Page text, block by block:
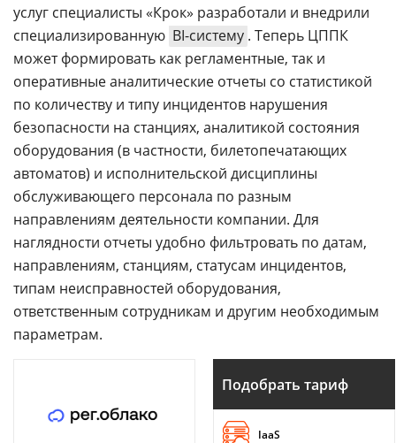
услуг специалисты «Крок» разработали и внедрили
специализированную BI-систему . Теперь ЦППК
может формировать как регламентные, так и
оперативные аналитические отчеты со статистикой
по количеству и типу инцидентов нарушения
безопасности на станциях, аналитикой состояния
оборудования (в частности, билетопечатающих
автоматов) и исполнительской дисциплины
обслуживающего персонала по разным
направлениям деятельности компании. Для
наглядности отчеты удобно фильтровать по датам,
направлениям, станциям, статусам инцидентов,
типам неисправностей оборудования,
ответственным сотрудникам и другим необходимым
параметрам.
Подобрать тариф
IaaS